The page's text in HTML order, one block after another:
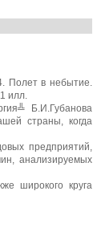
Полет в небытие.
илл.
Б.И.Губанова
страны, когда
предприятий,
анализируемых
широкого круга